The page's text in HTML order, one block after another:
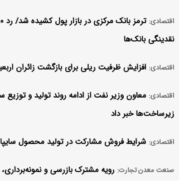
اقتصادی:
نقدینگی بانک‌ها
اقتصادی: افزایش ظرفیت ریلی برای بازگشت زائران
اقتصادی: معاون وزیر نفت از ادامه روند تولید و
زیرساخت‌ها خبر داد
اقتصادی: شرایط فروش مشارکت در تولید محصول سایپا
صنعت معدن تجارت: رویه مشترک بازرسی و نمونه‌برداری،